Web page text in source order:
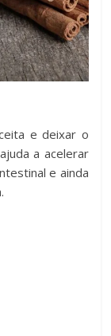
e deixar o
a acelerar
e ainda